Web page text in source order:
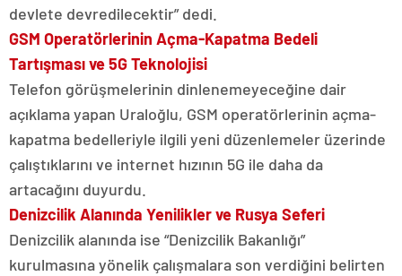
devlete devredilecektir” dedi.
GSM Operatörlerinin Açma-Kapatma Bedeli
Tartışması ve 5G Teknolojisi
Telefon görüşmelerinin dinlenemeyeceğine dair
açıklama yapan Uraloğlu, GSM operatörlerinin açma-
kapatma bedelleriyle ilgili yeni düzenlemeler üzerinde
çalıştıklarını ve internet hızının 5G ile daha da
artacağını duyurdu.
Denizcilik Alanında Yenilikler ve Rusya Seferi
Denizcilik alanında ise “Denizcilik Bakanlığı”
kurulmasına yönelik çalışmalara son verdiğini belirten